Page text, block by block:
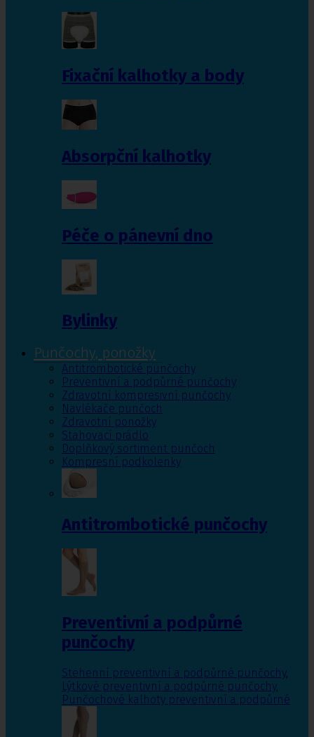
Fixační kalhotky a body
Absorpční kalhotky
Péče o pánevní dno
Bylinky
Punčochy, ponožky
Antitrombotické punčochy
Preventivní a podpůrné punčochy
Zdravotní kompresivní punčochy
Navlékače punčoch
Zdravotní ponožky
Stahovací prádlo
Doplňkový sortiment punčoch
Kompresní podkolenky
Antitrombotické punčochy
Preventivní a podpůrné
punčochy
Stehenní preventivní a podpůrné punčochy,
Lýtkové preventivní a podpůrné punčochy,
Punčochové kalhoty preventivní a podpůrné